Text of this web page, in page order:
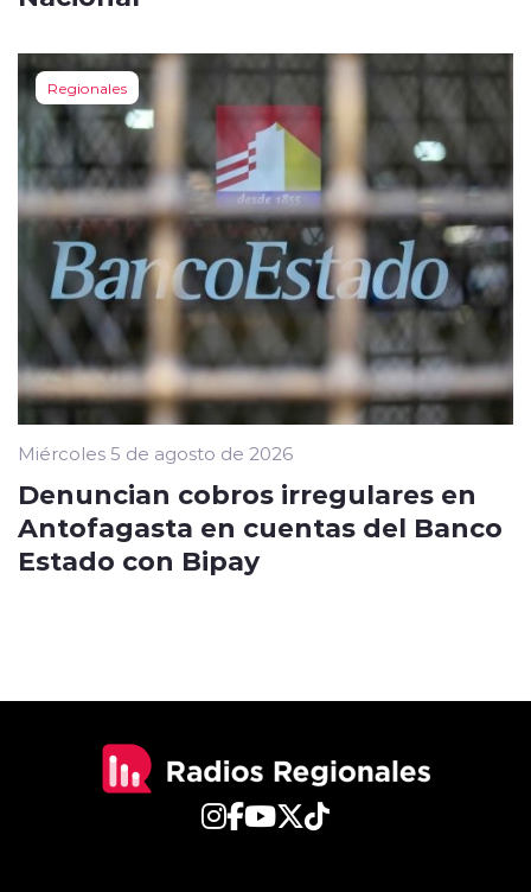
Regionales
Miércoles 5 de agosto de 2026
Denuncian cobros irregulares en
Antofagasta en cuentas del Banco
Estado con Bipay